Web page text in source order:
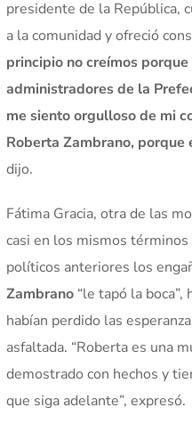
presidente de la República,
a la comunidad y ofreció
principio no creímos
administradores de la
me siento orgulloso de mi
Roberta Zambrano,
dijo.
Fátima Gracia, otra de las
casi en los mismos
políticos anteriores los
Zambrano “le tapó la
habían perdido las
asfaltada. “Roberta es una
demostrado con hechos y
que siga adelante”, expresó.